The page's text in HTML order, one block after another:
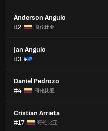
Anderson Angulo
#2
哥伦比亚
Jan Angulo
#3
Daniel Pedrozo
#4
哥伦比亚
Cristian Arrieta
#17
哥伦比亚